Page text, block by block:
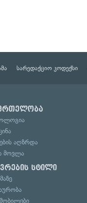
სარედაქციო კოდექსი
აღზრდა
მოვლა
სტილი